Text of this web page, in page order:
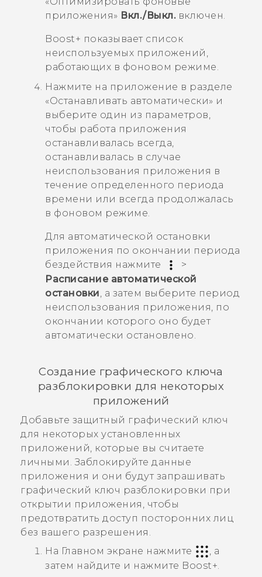
приложения» Вкл./Выкл.включен.
Boost+ показывает список
неиспользуемых приложений,
работающих в фоновом режиме.
Нажмите на приложение в разделе
«Останавливать автоматически» и
выберите один из параметров,
чтобы работа приложения
останавливалась всегда,
останавливалась в случае
неиспользования приложения в
течение определенного периода
времени или всегда продолжалась
в фоновом режиме.
Для автоматической остановки
приложения по окончании периода
бездействия нажмите
>
Расписание автоматической
остановки, а затем выберите период
неиспользования приложения, по
окончании которого оно будет
автоматически остановлено.
Создание графического ключа
разблокировки для некоторых
приложений
Добавьте защитный графический ключ
для некоторых установленных
приложений, которые вы считаете
личными. Заблокируйте данные
приложения и они будут запрашивать
графический ключ разблокировки при
открытии приложения, чтобы
предотвратить доступ посторонних лиц
без вашего разрешения.
На Главном экране нажмите
, а
затем найдите и нажмите Boost+.